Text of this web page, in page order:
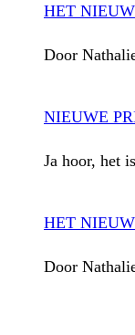
HET
Door
NIEUWE
Ja hoor, het
HET
Door